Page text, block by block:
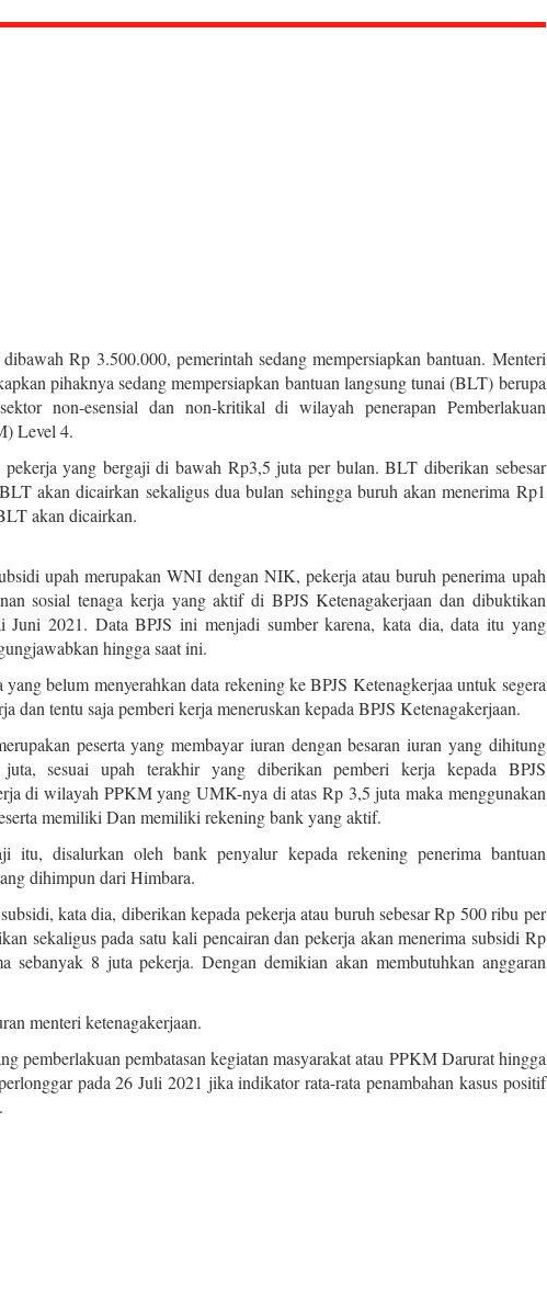
Rp 3.500.000, pemerintah sedang mempersiapkan bantuan. Menteri
pihaknya sedang mempersiapkan bantuan langsung tunai (BLT) berupa
non-esensial dan non-kritikal di wilayah penerapan Pemberlakuan
Level 4.
yang bergaji di bawah Rp3,5 juta per bulan. BLT diberikan sebesar
akan dicairkan sekaligus dua bulan sehingga buruh akan menerima Rp1
akan dicairkan.
upah merupakan WNI dengan NIK, pekerja atau buruh penerima upah
sosial tenaga kerja yang aktif di BPJS Ketenagakerjaan dan dibuktikan
Juni 2021. Data BPJS ini menjadi sumber karena, kata dia, data itu yang
hingga saat ini.
belum menyerahkan data rekening ke BPJS Ketenagkerjaa untuk segera
dan tentu saja pemberi kerja meneruskan kepada BPJS Ketenagakerjaan.
peserta yang membayar iuran dengan besaran iuran yang dihitung
sesuai upah terakhir yang diberikan pemberi kerja kepada BPJS
di wilayah PPKM yang UMK-nya di atas Rp 3,5 juta maka menggunakan
memiliki Dan memiliki rekening bank yang aktif.
itu, disalurkan oleh bank penyalur kepada rekening penerima bantuan
dihimpun dari Himbara.
kata dia, diberikan kepada pekerja atau buruh sebesar Rp 500 ribu per
sekaligus pada satu kali pencairan dan pekerja akan menerima subsidi Rp
sebanyak 8 juta pekerja. Dengan demikian akan membutuhkan anggaran
menteri ketenagakerjaan.
pemberlakuan pembatasan kegiatan masyarakat atau PPKM Darurat hingga
pada 26 Juli 2021 jika indikator rata-rata penambahan kasus positif